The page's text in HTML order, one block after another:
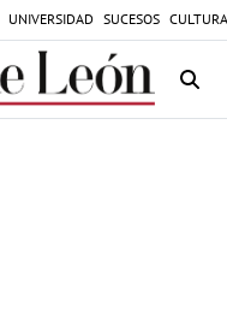
UNIVERSIDAD SUCESOS